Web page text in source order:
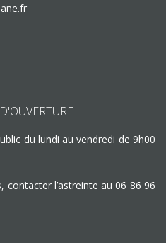
du lundi au vendredi de 9h00
contacter l’astreinte au06 86 96